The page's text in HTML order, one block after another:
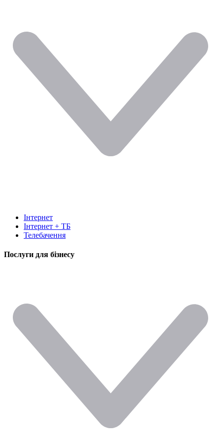
Інтернет
Інтернет + ТБ
Телебачення
Послуги для бізнесу